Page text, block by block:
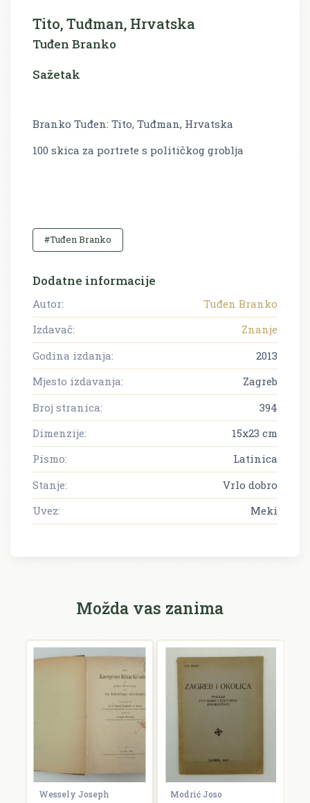
Tito, Tuđman, Hrvatska
Tuđen Branko
Sažetak
Branko Tuđen: Tito, Tuđman, Hrvatska
100 skica za portrete s političkog groblja
#Tuđen Branko
Dodatne informacije
Autor:
Tuđen Branko
Izdavač:
Znanje
Godina izdanja:
2013
Mjesto izdavanja:
Zagreb
Broj stranica:
394
Dimenzije:
15x23 cm
Pismo:
Latinica
Stanje:
Vrlo dobro
Uvez:
Meki
Možda vas zanima
Wessely Joseph Modrić Joso